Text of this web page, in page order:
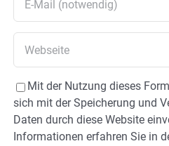
Mit der Nutzung dieses
sich mit der Speicherung und
Daten durch diese Website
Informationen erfahren Sie in